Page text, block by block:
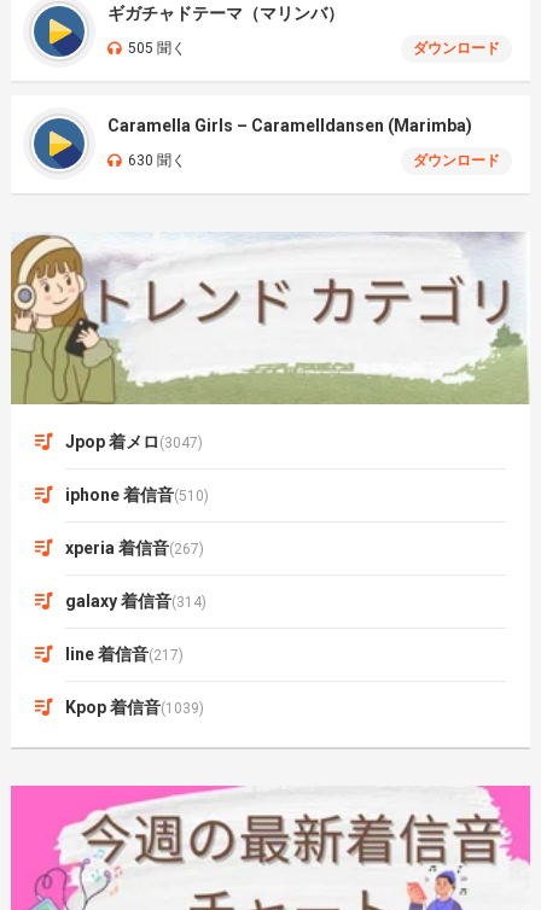
ギガチャドテーマ（マリンバ）
505 聞く ダウンロード
Caramella Girls – Caramelldansen (Marimba)
630 聞く ダウンロード
Jpop 着メロ (3047)
iphone 着信音(510)
xperia 着信音(267)
galaxy 着信音(314)
line 着信音(217)
Kpop 着信音(1039)